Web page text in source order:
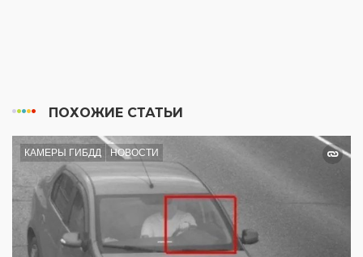
ПОХОЖИЕ СТАТЬИ
КАМЕРЫ ГИБДД НОВОСТИ